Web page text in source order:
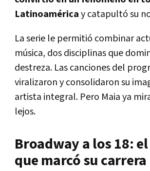
Latinoaméricay catapultó su
La serie le permitió combinar
música, dos disciplinas que
destreza. Las canciones del
viralizaron y consolidaron su
artista integral. Pero Maia ya
lejos.
Broadway a los 18:
que marcó su carrera